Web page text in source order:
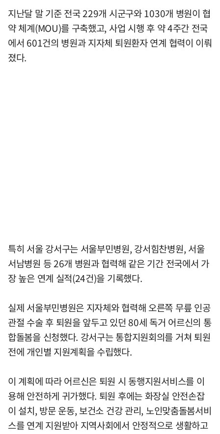
지난달 말 기준 전국 229개 시군구와 1030개 병원이 협
약 체계(MOU)를 구축했고, 사업 시행 후 약 4주간 전국
에서 601건의 병원과 지자체 퇴원환자 연계 협력이 이뤄
졌다.
특히 서울 강서구는 서울부민병원, 강서힘찬병원, 서울
서남병원 등 26개 병원과 협력해 같은 기간 전국에서 가
장 높은 연계 실적(24건)을 기록했다.
실제 서울부민병원은 지자체와 협력해 오른쪽 무릎 인공
관절 수술 후 퇴원을 앞두고 있던 80세 독거 어르신의 통
합돌봄을 신청했다. 강서구는 통합지원회의를 거쳐 퇴원
전에 개인별 지원계획을 수립했다.
이 계획에 따라 어르신은 퇴원 시 동행지원서비스를 이
용해 안전하게 귀가했다. 퇴원 후에는 화장실 안전손잡
이 설치, 방문 운동, 보건소 건강 관리, 노인맞춤돌봄서비
스를 연계 지원받아 지역사회에서 안정적으로 생활하고